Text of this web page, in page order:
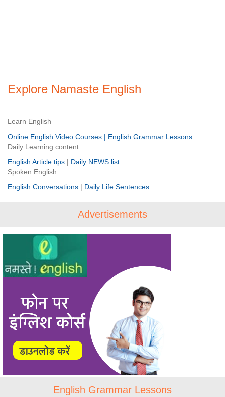
Explore Namaste English
Learn English
Online English Video Courses | English Grammar Lessons
Daily Learning content
English Article tips | Daily NEWS list
Spoken English
English Conversations | Daily Life Sentences
Advertisements
English Grammar Lessons